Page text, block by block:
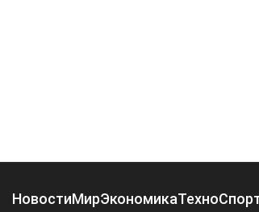
НовостиМирЭкономикаТехно